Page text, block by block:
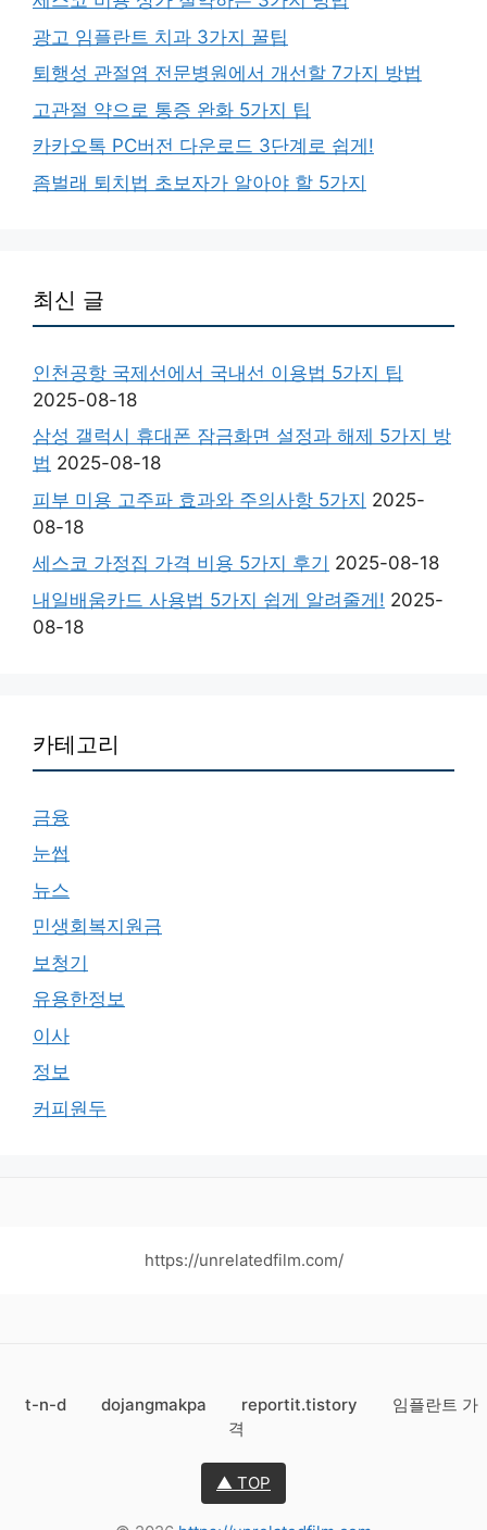
광고 임플란트 치과 3가지 꿀팁
퇴행성 관절염 전문병원에서 개선할 7가지 방법
고관절 약으로 통증 완화 5가지 팁
카카오톡 PC버전 다운로드 3단계로 쉽게!
좀벌래 퇴치법 초보자가 알아야 할 5가지
최신 글
인천공항 국제선에서 국내선 이용법 5가지 팁
2025-08-18
삼성 갤럭시 휴대폰 잠금화면 설정과 해제 5가지 방
법 2025-08-18
피부 미용 고주파 효과와 주의사항 5가지 2025-
08-18
세스코 가정집 가격 비용 5가지 후기 2025-08-18
내일배움카드 사용법 5가지 쉽게 알려줄게! 2025-
08-18
카테고리
금융
눈썹
뉴스
민생회복지원금
보청기
유용한정보
이사
정보
커피원두
https://unrelatedfilm.com/
t-n-d dojangmakpa reportit.tistory
임플란트 가
격
▲ TOP